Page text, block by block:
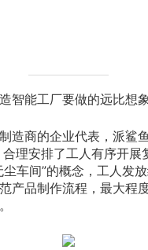
智能工厂要做的远比想
造商的企业代表，派鲨
理安排了工人有序开展
尘车间”的概念，工人发
产品制作流程，最大程